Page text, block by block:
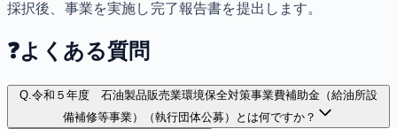
採択後、事業を実施し完了報告書を提出します。
❓よくある質問
Q.令和５年度 石油製品販売業環境保全対策事業費補助金（給油所設
備補修等事業）（執行団体公募）とは何ですか？